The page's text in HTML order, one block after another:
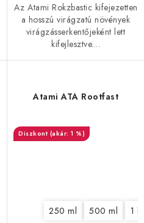
Az Atami Rokzbastic kifejezetten
a hosszú virágzatú növények
virágzásserkentőjeként lett
kifejlesztve....
Atami ATA Rootfast
(akár: 1 %)
250 ml 500 ml 1 l